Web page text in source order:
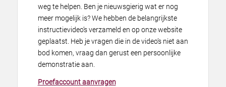
weg te helpen. Ben je nieuwsgierig wat er nog
meer mogelijk is? We hebben de belangrijkste
instructievideo’s verzameld en op onze website
geplaatst. Heb je vragen die in de video’s niet aan
bod komen, vraag dan gerust een persoonlijke
demonstratie aan.
Proefaccount aanvragen